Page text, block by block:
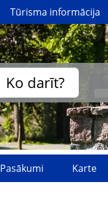
Tūrisma informācija
Ko darīt?
Pasākumi Karte